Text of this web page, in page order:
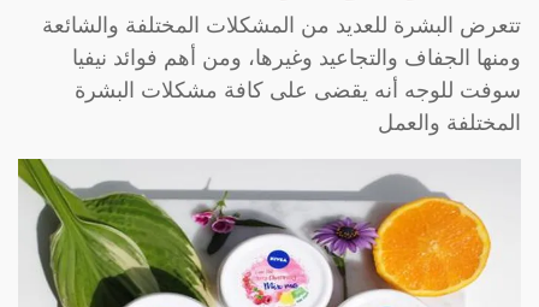
تتعرض البشرة للعديد من المشكلات المختلفة والشائعة
ومنها الجفاف والتجاعيد وغيرها، ومن أهم فوائد نيفيا
سوفت للوجه أنه يقضى على كافة مشكلات البشرة
المختلفة والعمل